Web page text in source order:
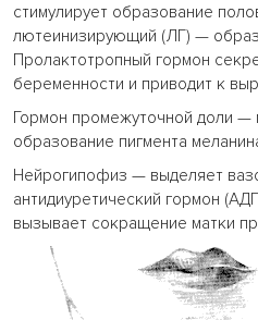
стимулирует образование
лютеинизирующий (ЛГ) —
Пролактотропный гормон
беременности и приводит к
Гормон промежуточной доли —
образование пигмента
Нейрогипофиз — выделяет
антидиуретический гормон
вызывает сокращение матки